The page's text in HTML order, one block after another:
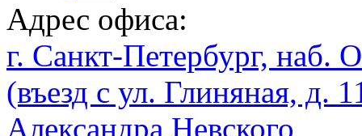
Адрес офиса:
г. Санкт-Петербург, наб.
(въезд с ул. Глиняная, д.
Александра Невского